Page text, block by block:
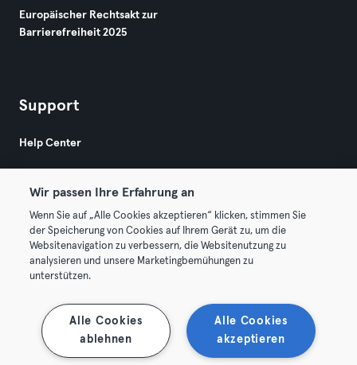
Europäischer Rechtsakt zur
Barrierefreiheit 2025
Support
Help Center
© 2026 Urban Sports Group GmbH. All rights reserved.
AGB Datenschutz
Vertrag hier kündigen Hier Verträge widerrufen
Wir passen Ihre Erfahrung an
Wenn Sie auf „Alle Cookies akzeptieren“ klicken, stimmen Sie
der Speicherung von Cookies auf Ihrem Gerät zu, um die
Websitenavigation zu verbessern, die Websitenutzung zu
analysieren und unsere Marketingbemühungen zu
unterstützen.
Alle Cookies
akzeptieren
Alle Cookies
ablehnen